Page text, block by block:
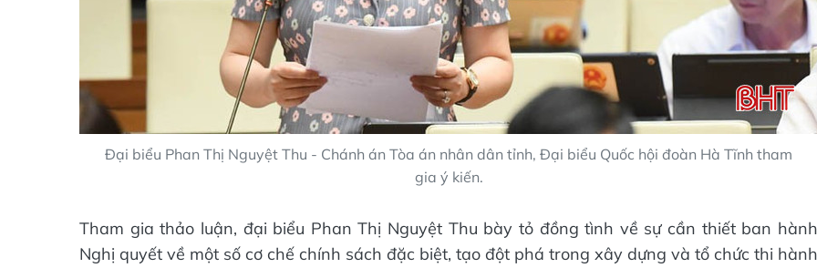
Đại biểu Phan Thị Nguyệt Thu - Chánh án Tòa án nhân dân tỉnh, Đại biểu Quốc hội đoàn Hà Tĩnh tham
gia ý kiến.
Tham gia thảo luận, đại biểu Phan Thị Nguyệt Thu bày tỏ đồng tình về sự cần thiết ban hành
Nghị quyết về một số cơ chế chính sách đặc biệt, tạo đột phá trong xây dựng và tổ chức thi hành